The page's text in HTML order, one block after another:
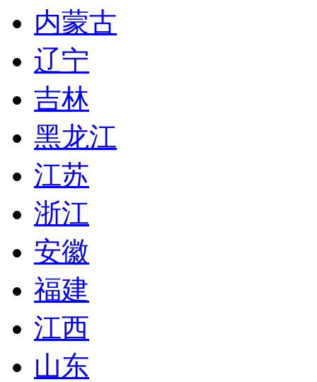
内蒙古
辽宁
吉林
黑龙江
江苏
浙江
安徽
福建
江西
山东